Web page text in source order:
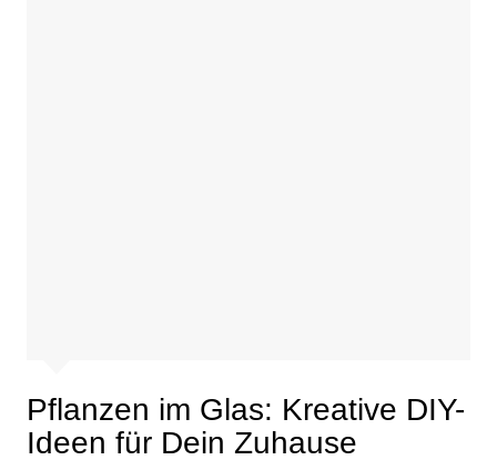
Pflanzen im Glas: Kreative DIY-
Ideen für Dein Zuhause